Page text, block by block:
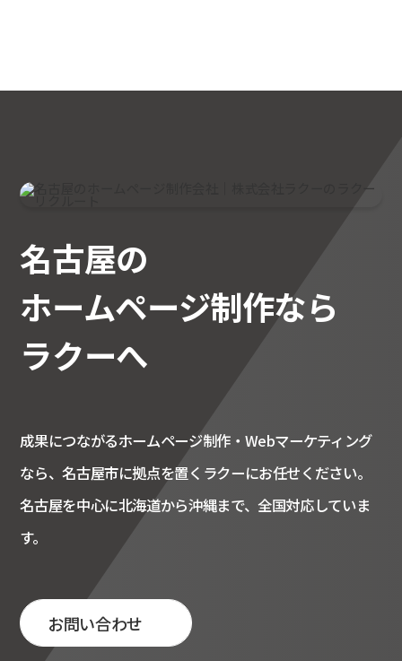
名古屋の
ホームページ制作なら
ラクーへ
成果につながるホームページ制作・Webマーケティング
なら、名古屋市に拠点を置くラクーにお任せください。
名古屋を中心に北海道から沖縄まで、全国対応していま
す。
お問い合わせ